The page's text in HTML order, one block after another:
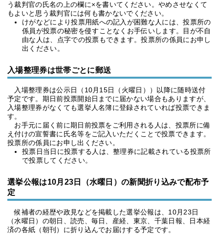
う裁判官の氏名の上の欄に×を書いてください。やめさせなくて
もよいと思う裁判官には何も書かないでください。
けがなどにより投票用紙への記入が困難な人には、投票所の
係員が投票の秘密を侵すことなくお手伝いします。目が不自
由な人は、点字での投票もできます。投票所の係員にお申し
出ください。
入場整理券は世帯ごとに郵送
入場整理券は公示日（10月15日（火曜日））以降に随時送付
予定です。期日前投票開始日までに届かない場合もありますが、
入場整理券がなくても選挙人名簿に登録されていれば投票できま
す。
お手元に届く前に期日前投票をご利用される人は、投票所に備
え付けの宣誓書に氏名等をご記入いただくことで投票できます。
投票所の係員にお申し出ください。
投票日当日に投票する人は、整理券に記載されている投票所
で投票してください。
選挙公報は10月23日（水曜日）の新聞折り込みで配布予
定
候補者の経歴や政見などを掲載した選挙公報は、10月23日
（水曜日）の朝日、読売、毎日、産経、東京、千葉日報、日本経
済の各紙（朝刊）に折り込んでお届けする予定です。